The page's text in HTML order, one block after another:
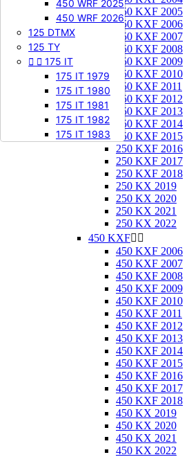
450 WRF 2025
450 WRF 2026
125 DTMX
125 TY
  175 IT
175 IT 1979
175 IT 1980
175 IT 1981
175 IT 1982
175 IT 1983
250 KXF 2005
250 KXF 2006
250 KXF 2007
250 KXF 2008
250 KXF 2009
250 KXF 2010
250 KXF 2011
250 KXF 2012
250 KXF 2013
250 KXF 2014
250 KXF 2015
250 KXF 2016
250 KXF 2017
250 KXF 2018
250 KX 2019
250 KX 2020
250 KX 2021
250 KX 2022
450 KXF 
450 KXF 2006
450 KXF 2007
450 KXF 2008
450 KXF 2009
450 KXF 2010
450 KXF 2011
450 KXF 2012
450 KXF 2013
450 KXF 2014
450 KXF 2015
450 KXF 2016
450 KXF 2017
450 KXF 2018
450 KX 2019
450 KX 2020
450 KX 2021
450 KX 2022